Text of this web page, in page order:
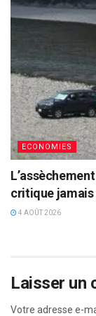
ECONOMIES
critique jamais
4 AOÛT 2026
Laisser un
Votre adresse e-